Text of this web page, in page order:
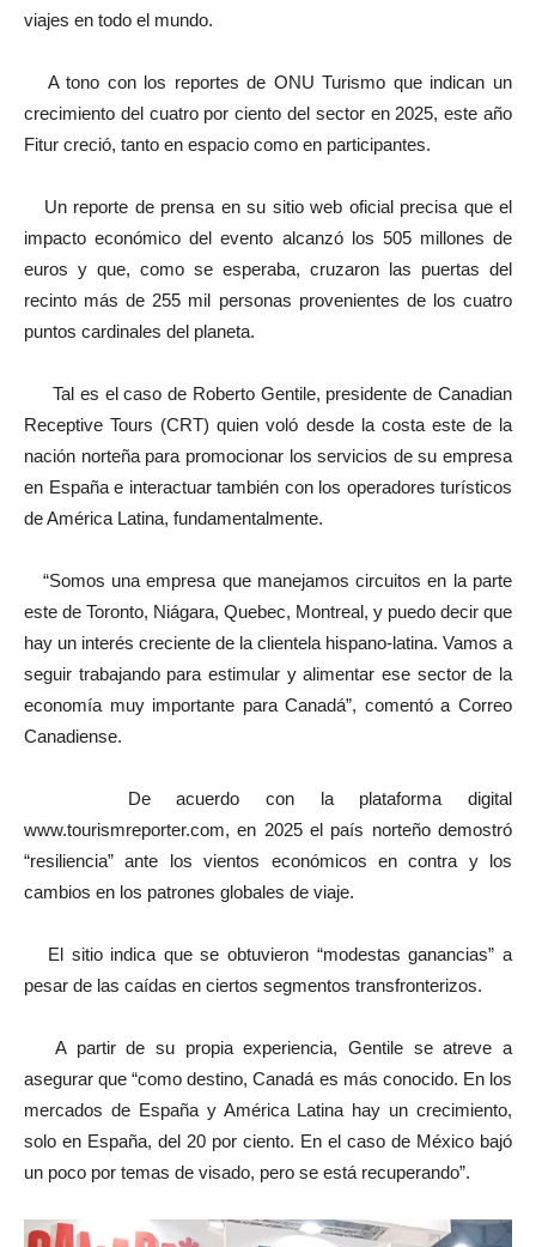
viajes en todo el mundo.
A tono con los reportes de ONU Turismo que indican un
crecimiento del cuatro por ciento del sector en 2025, este año
Fitur creció, tanto en espacio como en participantes.
Un reporte de prensa en su sitio web oficial precisa que el
impacto económico del evento alcanzó los 505 millones de
euros y que, como se esperaba, cruzaron las puertas del
recinto más de 255 mil personas provenientes de los cuatro
puntos cardinales del planeta.
Tal es el caso de Roberto Gentile, presidente de Canadian
Receptive Tours (CRT) quien voló desde la costa este de la
nación norteña para promocionar los servicios de su empresa
en España e interactuar también con los operadores turísticos
de América Latina, fundamentalmente.
“Somos una empresa que manejamos circuitos en la parte
este de Toronto, Niágara, Quebec, Montreal, y puedo decir que
hay un interés creciente de la clientela hispano-latina. Vamos a
seguir trabajando para estimular y alimentar ese sector de la
economía muy importante para Canadá”, comentó a Correo
Canadiense.
De acuerdo con la plataforma digital
www.tourismreporter.com, en 2025 el país norteño demostró
“resiliencia” ante los vientos económicos en contra y los
cambios en los patrones globales de viaje.
El sitio indica que se obtuvieron “modestas ganancias” a
pesar de las caídas en ciertos segmentos transfronterizos.
A partir de su propia experiencia, Gentile se atreve a
asegurar que “como destino, Canadá es más conocido. En los
mercados de España y América Latina hay un crecimiento,
solo en España, del 20 por ciento. En el caso de México bajó
un poco por temas de visado, pero se está recuperando”.